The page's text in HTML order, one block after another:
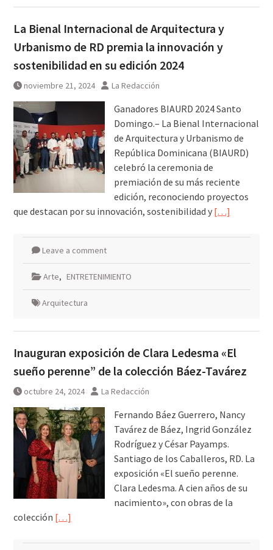
La Bienal Internacional de Arquitectura y
Urbanismo de RD premia la innovación y
sostenibilidad en su edición 2024
noviembre 21, 2024 La Redacción
Ganadores BIAURD 2024 Santo
Domingo.– La Bienal Internacional
de Arquitectura y Urbanismo de
República Dominicana (BIAURD)
celebró la ceremonia de
premiación de su más reciente
edición, reconociendo proyectos
que destacan por su innovación, sostenibilidad y […]
Leave a comment
Arte, ENTRETENIMIENTO
Arquitectura
Inauguran exposición de Clara Ledesma «El
sueño perenne” de la colección Báez-Tavárez
octubre 24, 2024 La Redacción
Fernando Báez Guerrero, Nancy
Tavárez de Báez, Ingrid González
Rodríguez y César Payamps.
Santiago de los Caballeros, RD. La
exposición «El sueño perenne.
Clara Ledesma. A cien años de su
nacimiento», con obras de la
colección […]